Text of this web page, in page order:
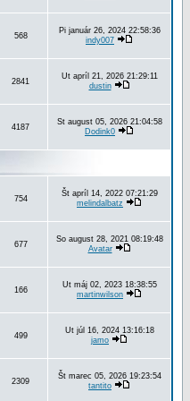
568
Pi január 26, 2024 22:58:36
indy007
2841
Ut apríl 21, 2026 21:29:11
dustin
4187
St august 05, 2026 21:04:58
Dodink0
754
Št apríl 14, 2022 07:21:29
melindalbatz
677
So august 28, 2021 08:19:48
Avatar
166
Ut máj 02, 2023 18:38:55
martinwilson
499
Ut júl 16, 2024 13:16:18
jamo
2309
Št marec 05, 2026 19:23:54
tantito